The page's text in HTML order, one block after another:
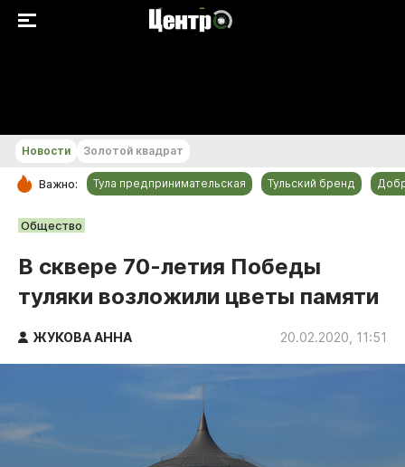
РУБРИКИ
Общество
Культура
Происшествия
Спорт
Тульский бренд
Тула предпринимательская
Новости Золотой квадрат
Важно: Тула предпринимательская Тульский бренд
Общество
В сквере 70-летия Победы
туляки возложили цветы памяти
ЖУКОВА АННА 20.02.2020, 11:51